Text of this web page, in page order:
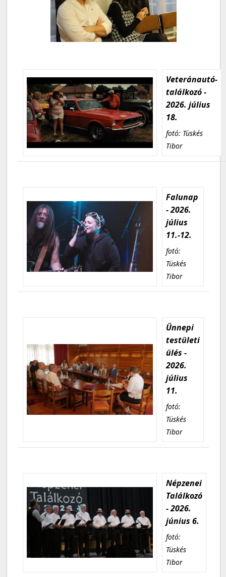
Veteránautó-
találkozó -
2026. július
18.
fotó: Tüskés
Tibor
Falunap
- 2026.
július
11.-12.
fotó:
Tüskés
Tibor
Ünnepi
testületi
ülés -
2026.
július
11.
fotó:
Tüskés
Tibor
Népzenei
Találkozó
- 2026.
június 6.
fotó:
Tüskés
Tibor